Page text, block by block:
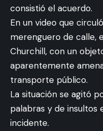
consistió el acuerdo.
En un video que
merenguero de calle,
Churchill, con un
aparentemente
transporte público.
La situación se agitó
palabras y de
incidente.